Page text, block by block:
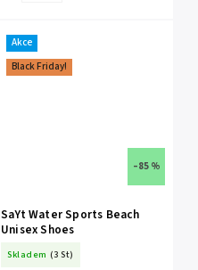
Akce
Black Friday!
–85 %
SaYt Water Sports Beach
Unisex Shoes
Skladem (3 St)